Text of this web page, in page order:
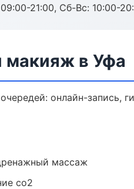
21:00, Сб-Вс: 10:00-
макияж в Уфа
онлайн-запись,
массаж
co2